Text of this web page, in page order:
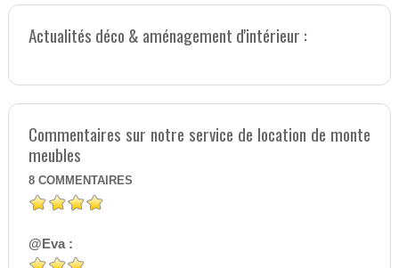
Actualités déco & aménagement d'intérieur :
Commentaires sur notre service de location de monte
meubles
8 COMMENTAIRES
@Eva :